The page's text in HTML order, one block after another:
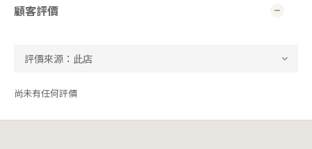
顧客評價
尚未有任何評價